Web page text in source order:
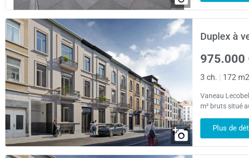
Duplex à
975.000
3 ch. | 172 m2
Vaneau
m² bruts situé
Plus de